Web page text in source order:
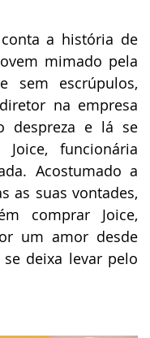
a história de
mimado pela
sem escrúpulos,
na empresa
despreza e lá se
funcionária
Acostumado a
as suas vontades,
comprar Joice,
um amor desde
deixa levar pelo